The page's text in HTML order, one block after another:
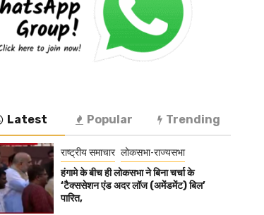
Latest Popular Trending
राष्ट्रीय समाचार लोकसभा-राज्यसभा
हंगामे के बीच ही लोकसभा ने बिना चर्चा के
‘टैक्ससेशन एंड अदर लॉज (अमेंडमेंट) बिल’
पारित,